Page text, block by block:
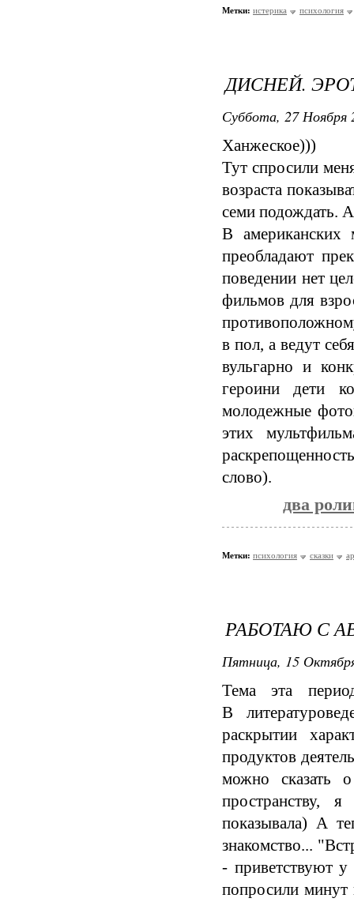
Метки: истерика психология
ДИСНЕЙ.
Суббота, 27 Ноября
Ханжеское)))
Тут спросили
возраста
семи подождать.
В американских
преобладают
поведении нет
фильмов для
в пол, а ведут
вульгарно и
героини дети
молодежные
этих
слово).
два
Метки: психология сказки
РАБОТАЮ С
Пятница, 15
Тема эта
В
раскрытии
продуктов
можно сказать
пространству,
показывала) А
знакомство...
- приветствуют у
попросили минут